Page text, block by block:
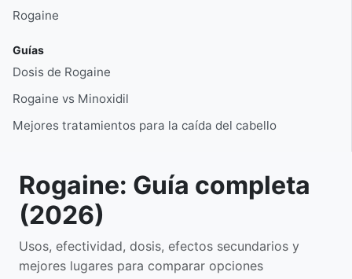
Rogaine
Guías
Dosis de Rogaine
Rogaine vs Minoxidil
Mejores tratamientos para la caída del cabello
Rogaine: Guía completa
(2026)
Usos, efectividad, dosis, efectos secundarios y
mejores lugares para comparar opciones